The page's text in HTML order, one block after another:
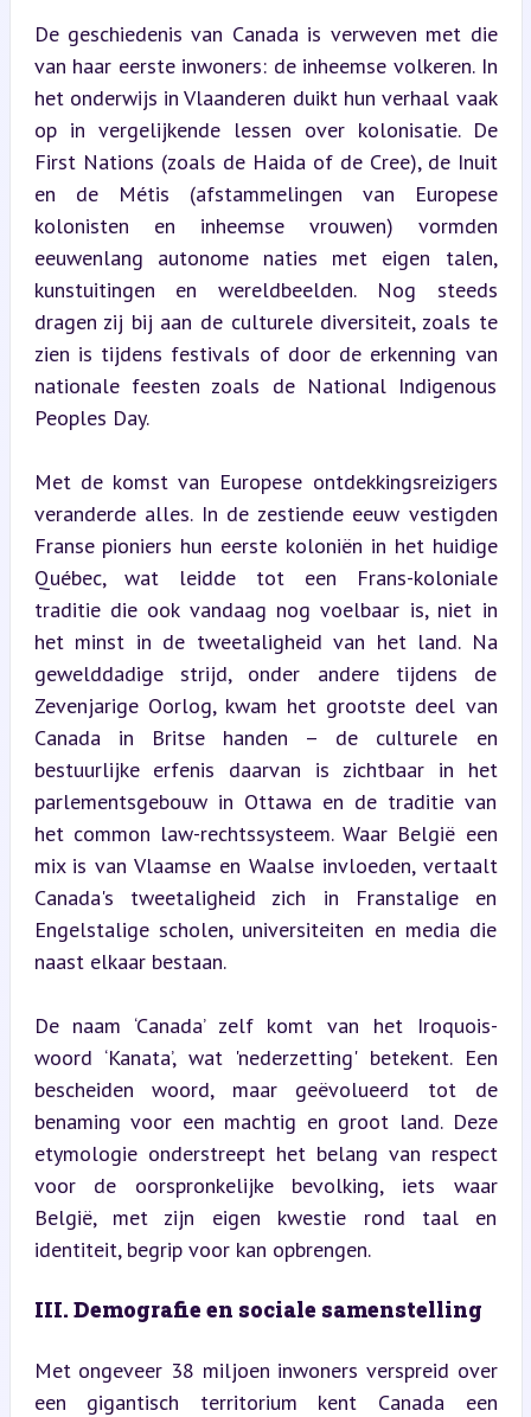
De geschiedenis van Canada is verweven met die
van haar eerste inwoners: de inheemse volkeren. In
het onderwijs in Vlaanderen duikt hun verhaal vaak
op in vergelijkende lessen over kolonisatie. De
First Nations (zoals de Haida of de Cree), de Inuit
en de Métis (afstammelingen van Europese
kolonisten en inheemse vrouwen) vormden
eeuwenlang autonome naties met eigen talen,
kunstuitingen en wereldbeelden. Nog steeds
dragen zij bij aan de culturele diversiteit, zoals te
zien is tijdens festivals of door de erkenning van
nationale feesten zoals de National Indigenous
Peoples Day.
Met de komst van Europese ontdekkingsreizigers
veranderde alles. In de zestiende eeuw vestigden
Franse pioniers hun eerste koloniën in het huidige
Québec, wat leidde tot een Frans-koloniale
traditie die ook vandaag nog voelbaar is, niet in
het minst in de tweetaligheid van het land. Na
gewelddadige strijd, onder andere tijdens de
Zevenjarige Oorlog, kwam het grootste deel van
Canada in Britse handen – de culturele en
bestuurlijke erfenis daarvan is zichtbaar in het
parlementsgebouw in Ottawa en de traditie van
het common law-rechtssysteem. Waar België een
mix is van Vlaamse en Waalse invloeden, vertaalt
Canada's tweetaligheid zich in Franstalige en
Engelstalige scholen, universiteiten en media die
naast elkaar bestaan.
De naam ‘Canada’ zelf komt van het Iroquois-
woord ‘Kanata’, wat 'nederzetting' betekent. Een
bescheiden woord, maar geëvolueerd tot de
benaming voor een machtig en groot land. Deze
etymologie onderstreept het belang van respect
voor de oorspronkelijke bevolking, iets waar
België, met zijn eigen kwestie rond taal en
identiteit, begrip voor kan opbrengen.
III. Demografie en sociale samenstelling
Met ongeveer 38 miljoen inwoners verspreid over
een gigantisch territorium kent Canada een